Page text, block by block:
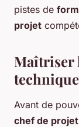
pistes de
projet
Maîtriser
Avant de
chef de projet